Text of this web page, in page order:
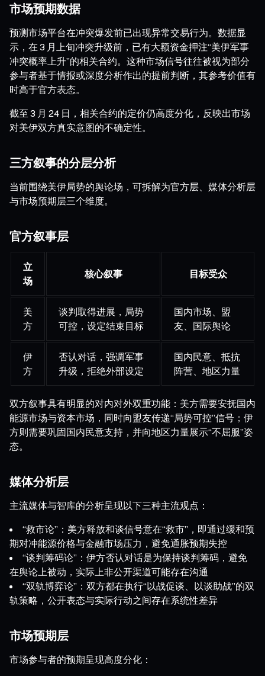
市场预期数据
预测市场平台在冲突爆发前已出现异常交易行为。数据显
示，在 3 月上旬冲突升级前，已有大额资金押注“美伊军事
冲突概率上升”的相关合约。这种市场信号往往被视为部分
参与者基于情报或深度分析作出的提前判断，其参考价值有
时高于官方表态。
截至 3 月 24 日，相关合约的定价仍高度分化，反映出市场
对美伊双方真实意图的不确定性。
三方叙事的分层分析
当前围绕美伊局势的舆论场，可拆解为官方层、媒体分析层
与市场预期层三个维度。
官方叙事层
立
场
核心叙事 目标受众
美
方
谈判取得进展，局势
可控，设定结束目标
国内市场、盟
友、国际舆论
伊
方
否认对话，强调军事
升级，拒绝外部设定
国内民意、抵抗
阵营、地区力量
双方叙事具有明显的对内对外双重功能：美方需要安抚国内
能源市场与资本市场，同时向盟友传递“局势可控”信号；伊
方则需要巩固国内民意支持，并向地区力量展示“不屈服”姿
态。
媒体分析层
主流媒体与智库的分析呈现以下三种主流观点：
“救市论”：美方释放和谈信号意在“救市”，即通过缓和预
期对冲能源价格与金融市场压力，避免通胀预期失控
“谈判筹码论”：伊方否认对话是为保持谈判筹码，避免
在舆论上被动，实际上非公开渠道可能存在沟通
“双轨博弈论”：双方都在执行“以战促谈、以谈助战”的双
轨策略，公开表态与实际行动之间存在系统性差异
市场预期层
市场参与者的预期呈现高度分化：